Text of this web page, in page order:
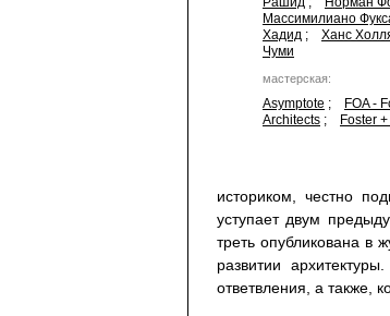
Массимилиано
Хадид ; Ханс
Чуми
мастерская:
Asymptote ;
FOA -
Architects ; Foster
историком, честно
уступает двум
треть опубликована в
развитии
ответвления, а также,